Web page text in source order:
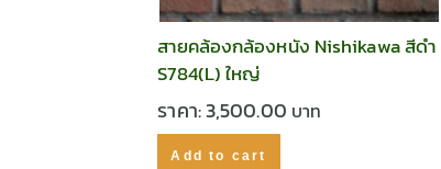
สายคล้องกล้องหนัง Nishikawa สีดำ
S784(L) ใหญ่
ราคา:3,500.00
Add to cart